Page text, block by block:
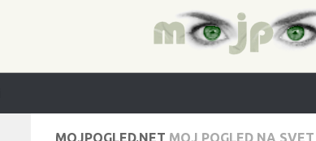
MOJPOGLED.NET MOJ POGLED NA SVET